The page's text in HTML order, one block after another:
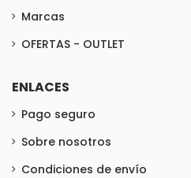
Marcas
OFERTAS - OUTLET
ENLACES
Pago seguro
Sobre nosotros
Condiciones de envío